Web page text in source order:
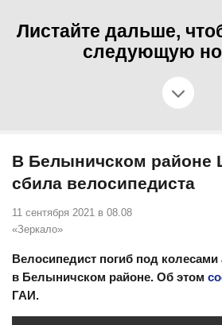
Листайте дальше,
следующую